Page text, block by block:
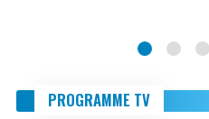
PROGRAMME TV